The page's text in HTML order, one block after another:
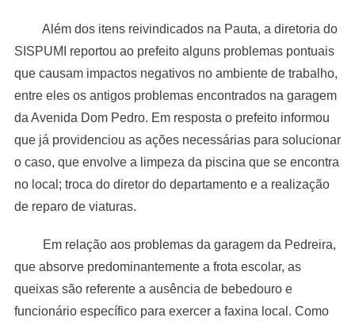
Além dos itens reivindicados na Pauta, a diretoria do
SISPUMI reportou ao prefeito alguns problemas pontuais
que causam impactos negativos no ambiente de trabalho,
entre eles os antigos problemas encontrados na garagem
da Avenida Dom Pedro. Em resposta o prefeito informou
que já providenciou as ações necessárias para solucionar
o caso, que envolve a limpeza da piscina que se encontra
no local; troca do diretor do departamento e a realização
de reparo de viaturas.
Em relação aos problemas da garagem da Pedreira,
que absorve predominantemente a frota escolar, as
queixas são referente a ausência de bebedouro e
funcionário específico para exercer a faxina local. Como